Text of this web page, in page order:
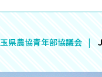
県農協青年部協議会